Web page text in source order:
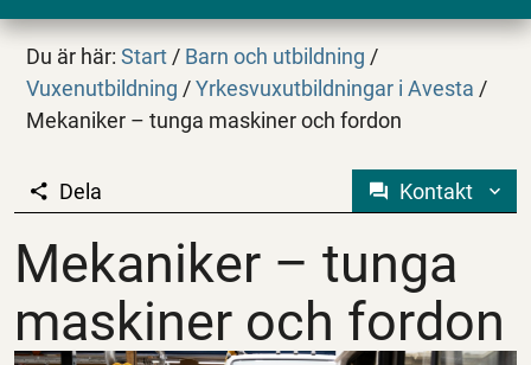
Du är här:Start / Barn och utbildning /
Vuxenutbildning / Yrkesvuxutbildningar i Avesta /
Mekaniker – tunga maskiner och fordon
Mekaniker – tunga
Dela Kontakt
Mekaniker – tunga
maskiner och fordon